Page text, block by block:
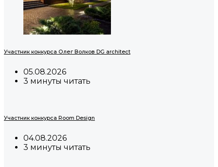
Участник конкурса Олег Волков DG architect
05.08.2026
3 минуты читать
Участник конкурса Room Design
04.08.2026
3 минуты читать